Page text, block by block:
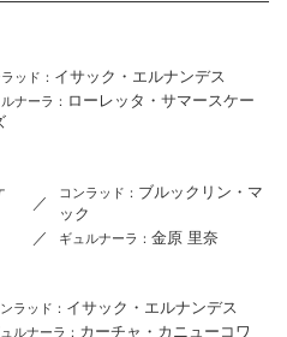
ッド： イサック・エルナンデス
ナーラ： ローレッタ・サマースケー
／ コンラッド： ブルックリン・マ
ック
／ ギュルナーラ： 金原 里奈
ラッド： イサック・エルナンデス
ルナーラ： カーチャ・カニューコワ